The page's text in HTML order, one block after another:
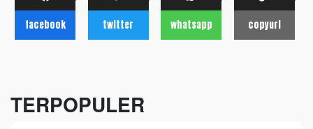
facebook twitter whatsapp copyurl
TERPOPULER